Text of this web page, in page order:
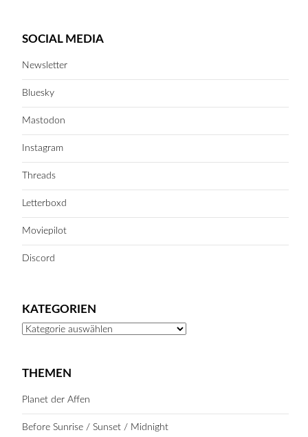
SOCIAL MEDIA
Newsletter
Bluesky
Mastodon
Instagram
Threads
Letterboxd
Moviepilot
Discord
KATEGORIEN
Kategorien
THEMEN
Planet der Affen
Before Sunrise / Sunset / Midnight